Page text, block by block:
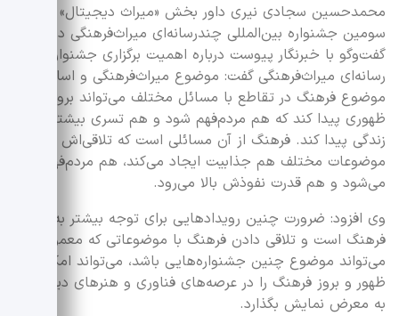
محمدحسین سجادی نیری داور بخش «میراث دیجیتال»
سومین جشنواره بین‌المللی چندرسانه‌ای میراث‌فرهنگی در
گفت‌وگو با خبرنگار پیوست درباره اهمیت برگزاری جشنواره چند
رسانه‌ای میراث‌فرهنگی گفت: موضوع میراث‌فرهنگی و اساسا
موضوع فرهنگ در تقاطع با مسائل مختلف می‌تواند بروز و
ظهوری پیدا کند که هم مردم‌فهم شود و هم تسری بیشتری در
زندگی پیدا کند. فرهنگ از آن مسائلی است که تلاقی‌اش با
موضوعات مختلف هم جذابیت ایجاد می‌کند، هم مردم‌فهم
می‌شود و هم قدرت نفوذش بالا می‌رود.
وی افزود: ضرورت چنین رویداد‌هایی برای توجه بیشتر به حوزه
فرهنگ است و تلاقی دادن فرهنگ با موضوعاتی که معمولا
می‌تواند موضوع چنین جشنواره‌هایی باشد، می‌تواند امکان
ظهور و بروز فرهنگ را در عرصه‌های فناوری و هنر‌های دیجیتال
به معرض نمایش بگذارد.